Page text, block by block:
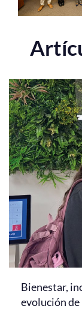
Bienestar,
evolución